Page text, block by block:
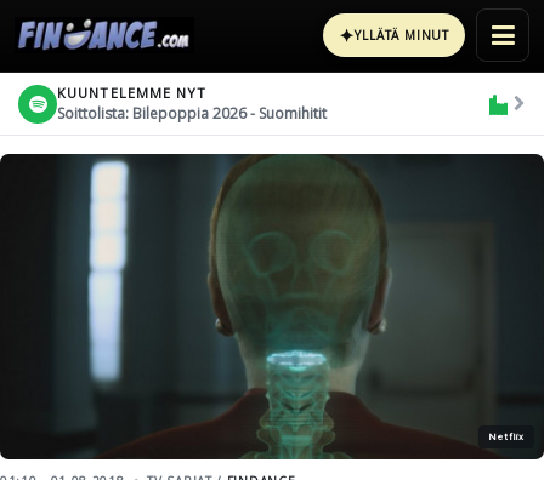
✦YLLÄTÄ MINUT
KUUNTELEMME NYT
Soittolista: Bilepoppia 2026 - Suomihitit
Netflix